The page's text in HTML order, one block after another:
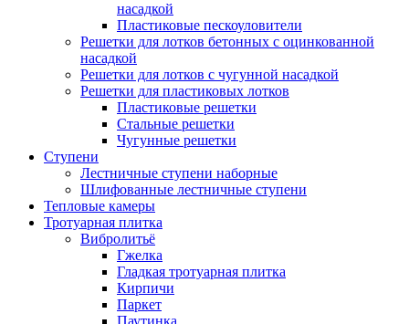
насадкой
Пластиковые пескоуловители
Решетки для лотков бетонных с оцинкованной
насадкой
Решетки для лотков с чугунной насадкой
Решетки для пластиковых лотков
Пластиковые решетки
Стальные решетки
Чугунные решетки
Ступени
Лестничные ступени наборные
Шлифованные лестничные ступени
Тепловые камеры
Тротуарная плитка
Вибролитьё
Гжелка
Гладкая тротуарная плитка
Кирпичи
Паркет
Паутинка